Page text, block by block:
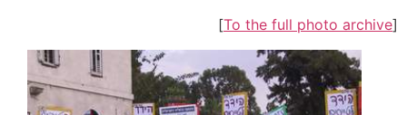
To the full photo archive
]